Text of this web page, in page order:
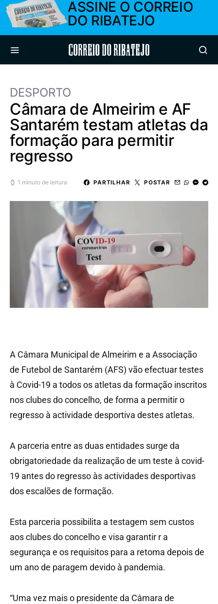
ASSINE O CORREIO
DO RIBATEJO
Correio do Ribatejo
DESPORTO
Câmara de Almeirim e AF
Santarém testam atletas da
formação para permitir
regresso
1 minuto de leitura PARTILHAR POSTAR
A Câmara Municipal de Almeirim e a Associação
de Futebol de Santarém (AFS) vão efectuar testes
à Covid-19 a todos os atletas da formação inscritos
nos clubes do concelho, de forma a permitir o
regresso à actividade desportiva destes atletas.
A parceria entre as duas entidades surge da
obrigatoriedade da realização de um teste à covid-
19 antes do regresso às actividades desportivas
dos escalões de formação.
Esta parceria possibilita a testagem sem custos
aos clubes do concelho e visa garantir r a
segurança e os requisitos para a retoma depois de
um ano de paragem devido à pandemia.
“Uma vez mais o presidente da Câmara de